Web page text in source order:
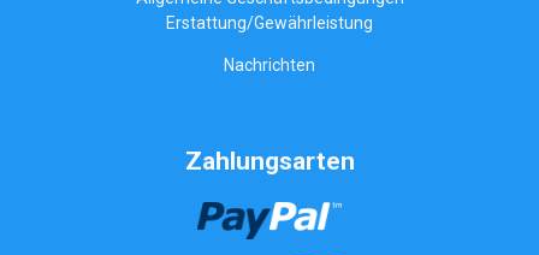
Erstattung/Gewährleistung
Nachrichten
Zahlungsarten